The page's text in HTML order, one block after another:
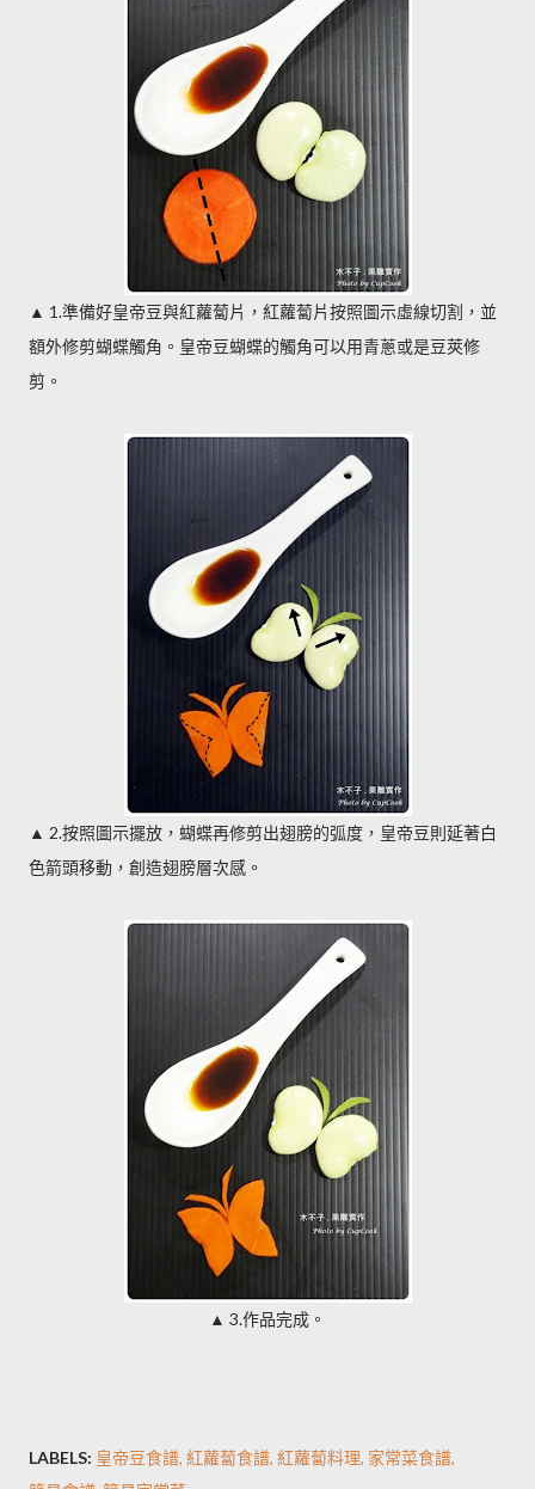
▲ 1.準備好皇帝豆與紅蘿蔔片，紅蘿蔔片按照圖示虛線切割，並
額外修剪蝴蝶觸角。皇帝豆蝴蝶的觸角可以用青蔥或是豆莢修
剪。
▲ 2.按照圖示擺放，蝴蝶再修剪出翅膀的弧度，皇帝豆則延著白
色箭頭移動，創造翅膀層次感。
▲ 3.作品完成。
LABELS: 皇帝豆食譜 紅蘿蔔食譜 紅蘿蔔料理 家常菜食譜